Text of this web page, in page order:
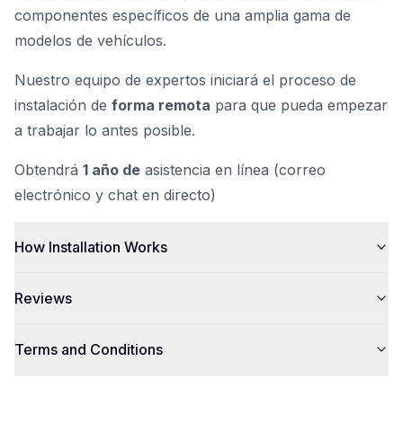
componentes específicos de una amplia gama de
modelos de vehículos.
Nuestro equipo de expertos iniciará el proceso de
instalación de forma remota para que pueda empezar
a trabajar lo antes posible.
Obtendrá 1 año de asistencia en línea (correo
electrónico y chat en directo)
How Installation Works
Reviews
Terms and Conditions